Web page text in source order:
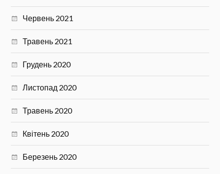
Червень 2021
Травень 2021
Грудень 2020
Листопад 2020
Травень 2020
Квітень 2020
Березень 2020